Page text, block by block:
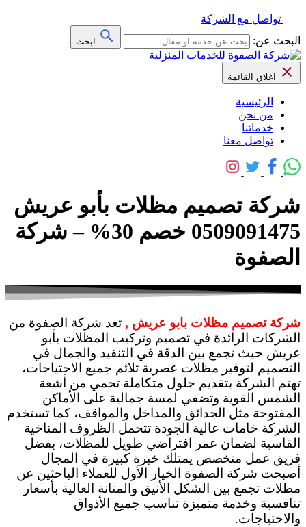
تواصل مع الشركة
البحث عن:
ابحث
اغلاق القائمة
الرئيسية
من نحن
خدماتنا
تواصل معنا
شركة تصميم مظلات بأبو عريش
0509091475 خصم 30% – شركة
الصفوة
شركة تصميم مظلات بابو عريش , تعد شركة الصفوة من
الشركات الرائدة في تصميم وتركيب المظلات بأبو
عريش حيث تجمع بين الدقة في التنفيذ والجمال في
التصميم لتوفير مظلات عصرية تلائم جميع الاحتياجات،
تهتم الشركة بتقديم حلول متكاملة تحمي من أشعة
الشمس القوية وتضفي لمسة جمالية على الأماكن
المفتوحة مثل الحدائق والمداخل والمواقف، كما تستخدم
الشركة خامات عالية الجودة تتحمل الظروف المناخية
القاسية لضمان عمر افتراضي طويل للمظلات، بفضل
فريق عمل متخصص يمتلك خبرة كبيرة في المجال
أصبحت شركة الصفوة الخيار الأول للعملاء الباحثين عن
مظلات تجمع بين الشكل الأنيق والمتانة العالية بأسعار
تنافسية وخدمة متميزة تناسب جميع الأذواق
والاحتياجات.